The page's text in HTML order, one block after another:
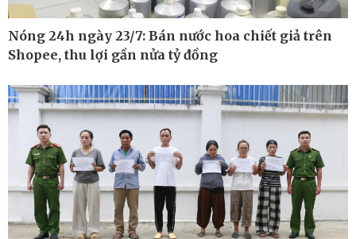
Nóng 24h ngày 23/7: Bán nước hoa chiết giả trên
Shopee, thu lợi gần nửa tỷ đồng